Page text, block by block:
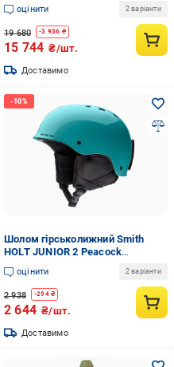
оцінити 2 варіанти
19 680 -3 936 ₴
15 744 ₴/шт.
Доставимо
Шолом гірськолижний Smith
HOLT JUNIOR 2 Peacock
(UGK6B057B74253.1504)
оцінити 2 варіанти
2 938 -294₴
2 644 ₴/шт.
Доставимо